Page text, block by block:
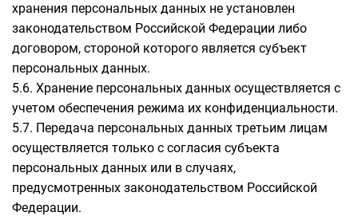
хранения персональных данных не установлен
законодательством Российской Федерации либо
договором, стороной которого является субъект
персональных данных.
5.6. Хранение персональных данных осуществляется с
учетом обеспечения режима их конфиденциальности.
5.7. Передача персональных данных третьим лицам
осуществляется только с согласия субъекта
персональных данных или в случаях,
предусмотренных законодательством Российской
Федерации.